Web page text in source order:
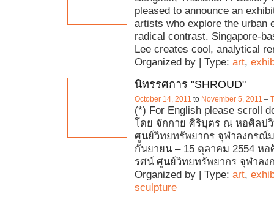
pleased to announce an
artists who explore the urban
radical contrast. Singapore-
Lee creates cool, analytical
Organized by | Type: art,
นิทรรศการ "SHROUD"
October 14, 2011 to November 5, 2011 –
(*) For English please scroll
โดย จักกาย ศิริบุตร ณ หอศิลป
ศูนย์วิทยทรัพยากร จุฬาลงกรณ์
กันยายน – 15 ตุลาคม 2554 ห
รศน์ ศูนย์วิทยทรัพยากร จุฬาลง
Organized by | Type: art,
sculpture